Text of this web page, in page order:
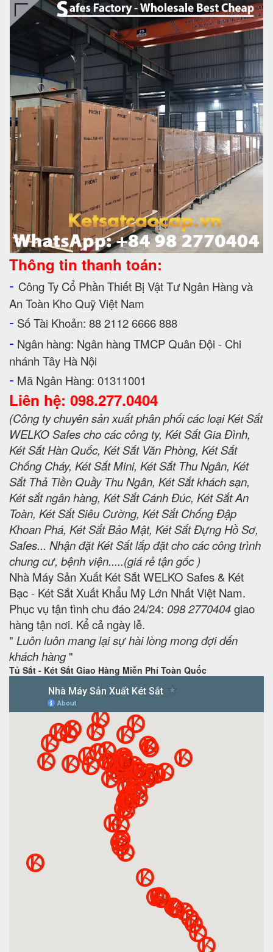
Thông tin thanh toán:
- Công Ty Cổ Phần Thiết Bị Vật Tư Ngân Hàng và
An Toàn Kho Quỹ Việt Nam
- Số Tài Khoản: 88 2112 6666 888
- Ngân hàng: Ngân hàng TMCP Quân Đội - Chi
nhánh Tây Hà Nội
- Mã Ngân Hàng: 01311001
Liên hệ: 098.277.0404
(Công ty chuyên sản xuất phân phối các loại Két Sắt
WELKO Safes cho các công ty, Két Sắt Gia Đình,
Két Sắt Hàn Quốc, Két Sắt Văn Phòng, Két Sắt
Chống Cháy, Két Sắt Mini, Két Sắt Thu Ngân, Két
Sắt Thả Tiền Quầy Thu Ngân, Két Sắt khách sạn,
Két sắt ngân hàng, Két Sắt Cánh Đúc, Két Sắt An
Toàn, Két Sắt Siêu Cường, Két Sắt Chống Đập
Khoan Phá, Két Sắt Bảo Mật, Két Sắt Đựng Hồ Sơ,
Safes... Nhận đặt Két Sắt lắp đặt cho các công trình
chung cư, bệnh viện.....(giá rẻ tận gốc )
Nhà Máy Sản Xuất Két Sắt WELKO Safes & Két
Bạc - Két Sắt Xuất Khẩu Mỹ Lớn Nhất Việt Nam.
Phục vụ tận tình chu đáo 24/24: 098 2770404giao
hàng tận nơi. Kể cả ngày lễ.
" Luôn luôn mang lại sự hài lòng mong đợi đến
khách hàng"
Tủ Sắt - Két Sắt Giao Hàng Miễn Phí Toàn Quốc